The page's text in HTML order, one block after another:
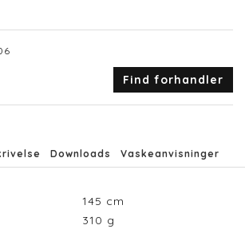
Find forhandler
Downloads Vaskeanvisninger
145 cm
310 g